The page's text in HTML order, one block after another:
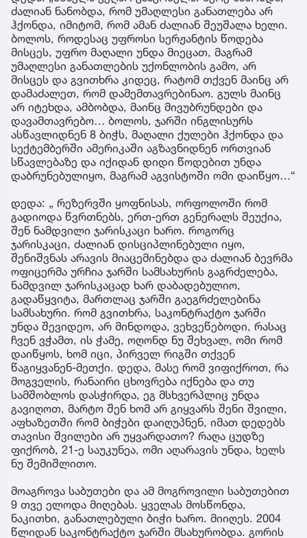
ძალიან ნანობდა, რომ უმაღლესი განათლება არ
ჰქონდა, იმიტომ, რომ ამან ძალიან შეუშალა ხელი.
ბოლოს, როდესაც უფროსი სერჟანტის წოდება
მისცეს, უფრო მაღალი უნდა მიეცათ, მაგრამ
უმაღლესი განათლების უქონლობის გამო, არ
მისცეს და გვითხრა კიდეც, რატომ თქვენ მაინც არ
დამაძალეთ, რომ დამემთავრებინაო. გულს მაინც
არ იტეხდა, ამბობდა, მაინც მივუბრუნდები და
დავამთავრებო… ბოლოს, ჯარში ინგლისურს
ასწავლიდნენ 8 ბიჭს, მაღალი ქულები ჰქონდა და
სექტემბერში ამერიკაში აგზავნიდნენ ორთვიან
სწავლებაზე და იქიდან დიდი წოდებით უნდა
დაბრუნებულიყო, მაგრამ აგვისტოში ომი დაიწყო…“
დედა: „ რეზერვში ყოფნისას, ორფოლოში რომ
გადიოდა წვრთნებს, ერთ-ერთ გენერალს შეუქია,
შენ ნამდვილი ჯარისკაცი ხარო. როგორც
ჯარისკაცი, ძალიან დისციპლინებული იყო,
შენიშვნას არავის მიაცემინებდა და ძალიან ბევრმა
ოფიცერმა ურჩია ჯარში სამსახურის გაგრძელება,
ნამდვილ ჯარისკაცად ხარ დაბადებულიო,
გადაწყვიტა, მართლაც ჯარში გაეგრძელებინა
სამსახური. რომ გვითხრა, საკონტრაქტო ჯარში
უნდა შევიდეო, არ მინდოდა, ვეხვეწებოდი, რასაც
ჩვენ ვჭამთ, ის ჭამე, ოღონდ ნუ შეხვალ, ომი რომ
დაიწყოს, ხომ იცი, პირველ რიგში თქვენ
წაგიყვანენ-მეთქი. დედა, მასე რომ ვიფიქროთ, რა
მოგველის, რანაირი ცხოვრება იქნება და თუ
სამშობლოს დასჭირდა, ეგ მსხვერპლიც უნდა
გავიღოთ, მარტო შენ ხომ არ გიყვარს შენი შვილი,
აფხაზეთში რომ ბიჭები დაიღუპნენ, იმათ დედებს
თავისი შვილები არ უყვარდათო? რაღა ცუდზე
ფიქრობ, 21-ე საუკუნეა, ომი აღარავის უნდა, ხელს
ნუ შემიშლითო.
მოაგროვა საბუთები და ამ მოგროვილი საბუთებით
9 თვე ელოდა მიღებას. ყველას მოსწონდა,
ნაკითხი, განათლებული ბიჭი ხარო. მიიღეს. 2004
წლიდან საკონტრაქტო ჯარში მსახურობდა. გორის